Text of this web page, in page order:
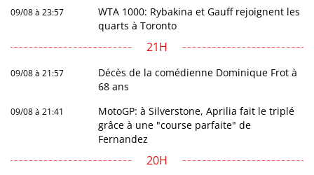
09/08 à 23:57
WTA 1000: Rybakina et Gauff rejoignent les
quarts à Toronto
21H
09/08 à 21:57
Décès de la comédienne Dominique Frot à
68 ans
09/08 à 21:41
MotoGP: à Silverstone, Aprilia fait le triplé
grâce à une "course parfaite" de
Fernandez
20H